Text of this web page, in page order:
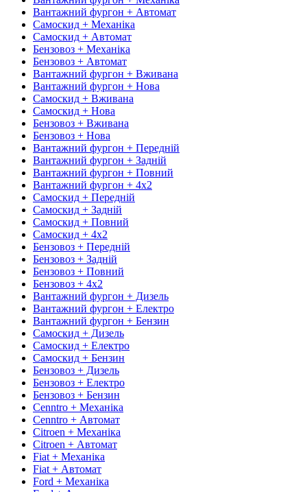
Вантажний фургон + Автомат
Самоскид + Механіка
Самоскид + Автомат
Бензовоз + Механіка
Бензовоз + Автомат
Вантажний фургон + Вживана
Вантажний фургон + Нова
Самоскид + Вживана
Самоскид + Нова
Бензовоз + Вживана
Бензовоз + Нова
Вантажний фургон + Передній
Вантажний фургон + Задній
Вантажний фургон + Повний
Вантажний фургон + 4х2
Самоскид + Передній
Самоскид + Задній
Самоскид + Повний
Самоскид + 4х2
Бензовоз + Передній
Бензовоз + Задній
Бензовоз + Повний
Бензовоз + 4х2
Вантажний фургон + Дизель
Вантажний фургон + Електро
Вантажний фургон + Бензин
Самоскид + Дизель
Самоскид + Електро
Самоскид + Бензин
Бензовоз + Дизель
Бензовоз + Електро
Бензовоз + Бензин
Cenntro + Механіка
Cenntro + Автомат
Citroen + Механіка
Citroen + Автомат
Fiat + Механіка
Fiat + Автомат
Ford + Механіка